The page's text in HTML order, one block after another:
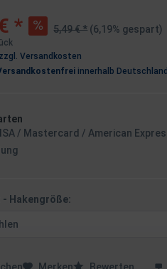
* 5,49 € * (6,19% gespart)
zzgl. Versandkosten
innerhalb
/ Mastercard / American
Hakengröße: